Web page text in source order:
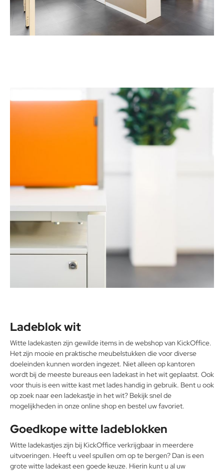
Ladeblok wit
Witte ladekasten zijn gewilde items in de webshop van KickOffice.
Het zijn mooie en praktische meubelstukken die voor diverse
doeleinden kunnen worden ingezet. Niet alleen op kantoren
wordt bij de meeste bureaus een ladekast in het wit geplaatst. Ook
voor thuis is een witte kast met lades handig in gebruik. Bent u ook
op zoek naar een ladekastje in het wit? Bekijk snel de
mogelijkheden in onze online shop en bestel uw favoriet.
Goedkope witte ladeblokken
Witte ladekastjes zijn bij KickOffice verkrijgbaar in meerdere
uitvoeringen. Heeft u veel spullen om op te bergen? Dan is een
grote witte ladekast een goede keuze. Hierin kunt u al uw